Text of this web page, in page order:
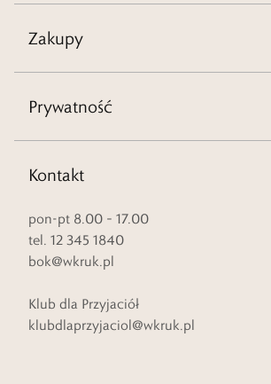
Zakupy
Prywatność
Kontakt
pon-pt 8.00 – 17.00
tel. 12 345 1840
bok@wkruk.pl
Klub dla Przyjaciół
klubdlaprzyjaciol@wkruk.pl